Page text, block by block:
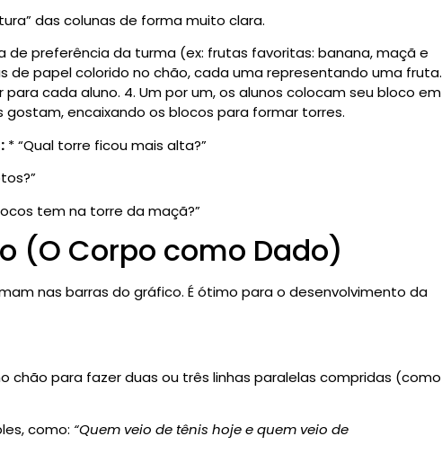
das colunas de forma muito clara.
de preferência da turma (ex: frutas favoritas: banana, maçã e
de papel colorido no chão, cada uma representando uma fruta.
cada aluno. 4. Um por um, os alunos colocam seu bloco em
encaixando os blocos para formar torres.
* “Qual torre ficou mais alta?”
tem na torre da maçã?”
(O Corpo como Dado)
nas barras do gráfico. É ótimo para o desenvolvimento da
chão para fazer duas ou três linhas paralelas compridas (como
como: “Quem veio de tênis hoje e quem veio de